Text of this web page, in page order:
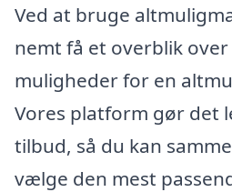
Ved at bruge
nemt få et overblik
muligheder for en
Vores platform gør det
tilbud, så du kan
vælge den mest